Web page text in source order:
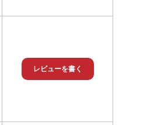
レビューを書く